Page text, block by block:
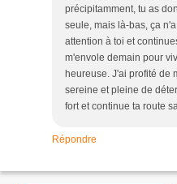
précipitamment, tu as
seule, mais là-bas, ça
attention à toi et
m'envole demain pour
heureuse. J'ai profité de
sereine et pleine de
fort et continue ta route
Répondre